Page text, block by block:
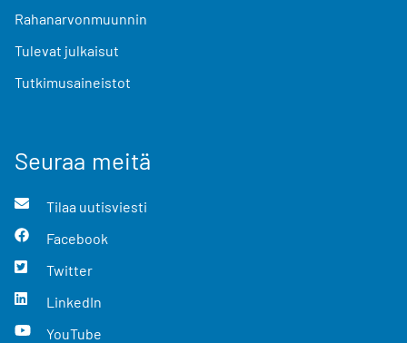
Rahanarvonmuunnin
Tulevat julkaisut
Tutkimusaineistot
Seuraa meitä
Tilaa uutisviesti
Facebook
Twitter
LinkedIn
YouTube